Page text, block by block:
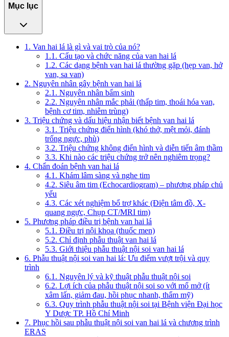
Mục lục
1. Van hai lá là gì và vai trò của nó?
1.1. Cấu tạo và chức năng của van hai lá
1.2. Các dạng bệnh van hai lá thường gặp (hẹp van, hở
van, sa van)
2. Nguyên nhân gây bệnh van hai lá
2.1. Nguyên nhân bẩm sinh
2.2. Nguyên nhân mắc phải (thấp tim, thoái hóa van,
bệnh cơ tim, nhiễm trùng)
3. Triệu chứng và dấu hiệu nhận biết bệnh van hai lá
3.1. Triệu chứng điển hình (khó thở, mệt mỏi, đánh
trống ngực, phù)
3.2. Triệu chứng không điển hình và diễn tiến âm thầm
3.3. Khi nào các triệu chứng trở nên nghiêm trọng?
4. Chẩn đoán bệnh van hai lá
4.1. Khám lâm sàng và nghe tim
4.2. Siêu âm tim (Echocardiogram) – phương pháp chủ
yếu
4.3. Các xét nghiệm bổ trợ khác (Điện tâm đồ, X-
quang ngực, Chụp CT/MRI tim)
5. Phương pháp điều trị bệnh van hai lá
5.1. Điều trị nội khoa (thuốc men)
5.2. Chỉ định phẫu thuật van hai lá
5.3. Giới thiệu phẫu thuật nội soi van hai lá
6. Phẫu thuật nội soi van hai lá: Ưu điểm vượt trội và quy
trình
6.1. Nguyên lý và kỹ thuật phẫu thuật nội soi
6.2. Lợi ích của phẫu thuật nội soi so với mổ mở (ít
xâm lấn, giảm đau, hồi phục nhanh, thẩm mỹ)
6.3. Quy trình phẫu thuật nội soi tại Bệnh viện Đại học
Y Dược TP. Hồ Chí Minh
7. Phục hồi sau phẫu thuật nội soi van hai lá và chương trình
ERAS